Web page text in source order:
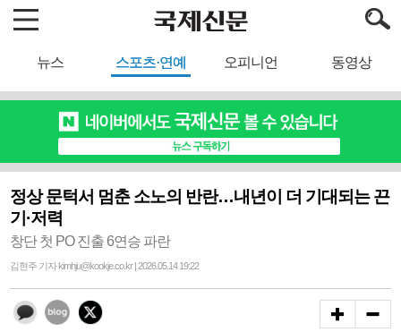
뉴스 스포츠·연예 오피니언 동영상
정상 문턱서 멈춘 소노의 반란…내년이 더 기대되는 끈
기·저력
창단 첫 PO 진출 6연승 파란
김현주 기자 kimhju@kookje.co.kr | 2026.05.14 19:22